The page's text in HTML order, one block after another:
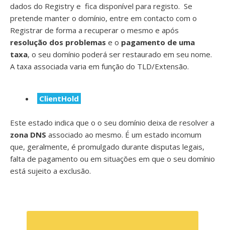
dados do Registry e fica disponível para registo. Se
pretende manter o domínio, entre em contacto com o
Registrar de forma a recuperar o mesmo e após
resolução dos problemas e o pagamento de uma
taxa, o seu domínio poderá ser restaurado em seu nome.
A taxa associada varia em função do TLD/Extensão.
ClientHold
Este estado indica que o o seu domínio deixa de resolver a
zona DNS associado ao mesmo. É um estado incomum
que, geralmente, é promulgado durante disputas legais,
falta de pagamento ou em situações em que o seu domínio
está sujeito a exclusão.